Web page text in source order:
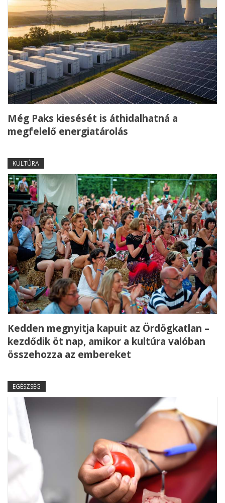
Még Paks kiesését is áthidalhatná a
megfelelő energiatárolás
KULTÚRA
Kedden megnyitja kapuit az Ördögkatlan –
kezdődik öt nap, amikor a kultúra valóban
összehozza az embereket
EGÉSZSÉG